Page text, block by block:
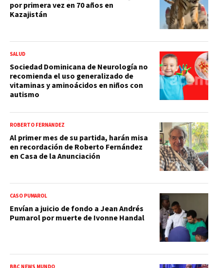
por primera vez en 70 años en
Kazajistán
SALUD
Sociedad Dominicana de Neurología no
recomienda el uso generalizado de
vitaminas y aminoácidos en niños con
autismo
ROBERTO FERNÁNDEZ
Al primer mes de su partida, harán misa
en recordación de Roberto Fernández
en Casa de la Anunciación
CASO PUMAROL
Envían a juicio de fondo a Jean Andrés
Pumarol por muerte de Ivonne Handal